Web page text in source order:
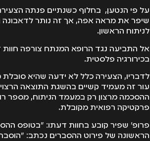
על פי הנטען, בחלוף כשנתיים פנתה
שיפר את מראה אפה, אך זה נותר לדאבונה
לניתוח הראשון.
אל התביעה נגד הרופא המנתח צורפה
בכירורגיה פלסטית.
לדבריו, הצעירה כלל לא ידעה שהיא
עור זה מעמיד קשיים בהשגת התוצאה
ההסכמה מרצון רק במעמד הניתוח, מספר
פרקטיקה רפואית מקובלת.
פרופ' שפיר קובע בחוות דעתו: "בטופס
הראשונה של פירוט ההסברים נכתב: